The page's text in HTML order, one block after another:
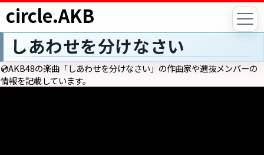
circle.AKB
しあわせを分けなさい
💿AKB48の楽曲「しあわせを分けなさい」の作曲家や選抜メンバーの
情報を記載しています。